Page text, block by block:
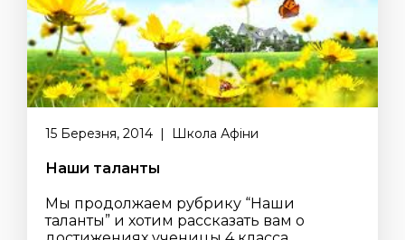
15 Березня, 2014 | Школа Афіни
Наши таланты
Мы продолжаем рубрику “Наши
таланты” и хотим рассказать вам о